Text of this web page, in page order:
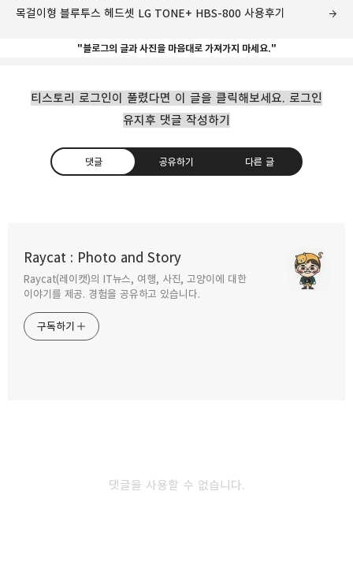
목걸이형 블루투스 헤드셋 LG TONE+ HBS-800 사용후기
"블로그의 글과 사진을 마음대로 가져가지 마세요."
티스토리 로그인이 풀렸다면 이 글을 클릭해보세요. 로그인
유지후 댓글 작성하기
댓글 공유하기 다른 글
Raycat : Photo and Story
Raycat(레이캣)의 IT뉴스, 여행, 사진, 고양이에 대한
이야기를 제공. 경험을 공유하고 있습니다.
구독하기
댓글을 사용할 수 없습니다.
구독하기 카카오톡
900 출시
2014.07.17
블루투스로 연결해 외장 스피커로 LG 사운드바
NB3540
목걸이형 블루투스 헤드셋 LG TONE+ HBS-